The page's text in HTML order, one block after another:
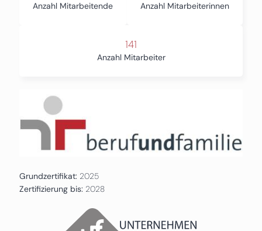
Anzahl Mitarbeitende Anzahl Mitarbeiterinnen
141
Anzahl Mitarbeiter
Grundzertifikat: 2025
Zertifizierung bis: 2028